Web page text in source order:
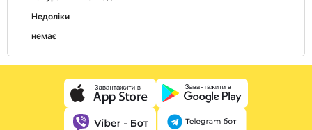
Недоліки
немає